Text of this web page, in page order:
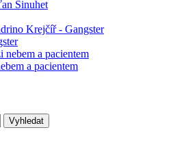
a pacientem